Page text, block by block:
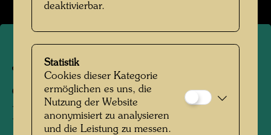
Jim und Jennifer Cottier auf
dem Wasserweg zwischen
Farmhaus und Bucht
deaktivierbar.
Statistik
Cookies dieser Kategorie
ermöglichen es uns, die
Nutzung der Website
anonymisiert zu analysieren
und die Leistung zu messen.